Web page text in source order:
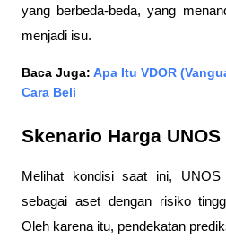
yang berbeda-beda, yang
menjadi isu.
Baca Juga: Apa Itu VDOR
Cara Beli
Skenario Harga UNOS
Melihat kondisi saat ini, UNOS
sebagai aset dengan risiko
Oleh karena itu, pendekatan